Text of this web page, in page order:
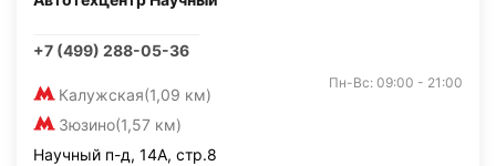
+7 (499) 288-05-36
Калужская(1,09 км)
Зюзино(1,57 км)
Пн-Вс: 09:00 - 21:00
Научный п-д, 14А, стр.8